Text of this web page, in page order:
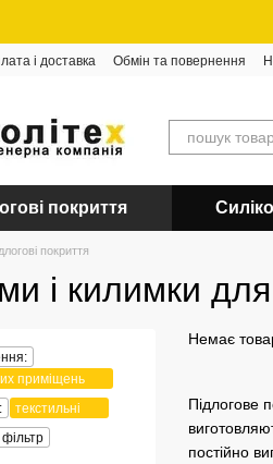
і доставка Обмін та повернення
покриття
покриття
і килимки для
Підлогове
постійно
Немає
приміщень
текстильні